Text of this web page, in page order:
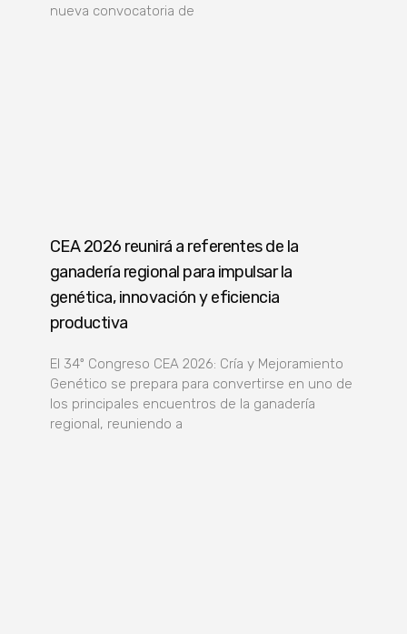
nueva convocatoria de
CEA 2026 reunirá a referentes de la
ganadería regional para impulsar la
genética, innovación y eficiencia
productiva
El 34º Congreso CEA 2026: Cría y Mejoramiento
Genético se prepara para convertirse en uno de
los principales encuentros de la ganadería
regional, reuniendo a